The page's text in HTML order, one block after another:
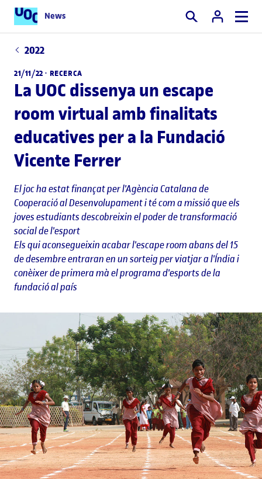
News Cercar
2022
21/11/22 · RECERCA
La UOC dissenya un escape
room virtual amb finalitats
educatives per a la Fundació
Vicente Ferrer
El joc ha estat finançat per l'Agència Catalana de
Cooperació al Desenvolupament i té com a missió que els
joves estudiants descobreixin el poder de transformació
social de l'esport
Els qui aconsegueixin acabar l'escape room abans del 15
de desembre entraran en un sorteig per viatjar a l'Índia i
conèixer de primera mà el programa d'esports de la
fundació al país